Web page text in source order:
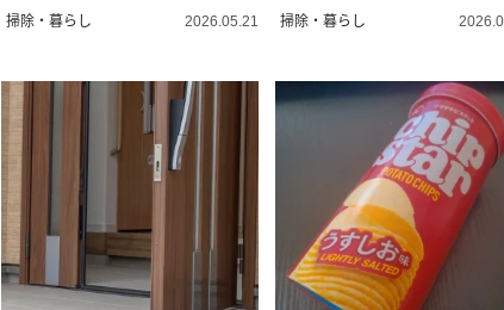
掃除・暮らし 2026.05.21 掃除・暮らし